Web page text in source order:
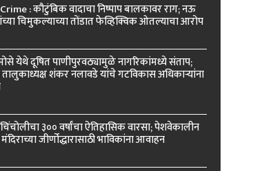
: कौटुंबिक वादाचा निष्पाप बालकावर राग; नऊ
चिमुकल्याच्या तोंडात फेव्हिक्विक ओतल्याचा आरोप
येथे दूषित पाणीपुरवठ्यामुळे नागरिकांमध्ये संताप;
तालुकाध्यक्ष शंकर नलावडे यांचे गटविकास अधिकाऱ्यांना
३०० वर्षांचा ऐतिहासिक वारसा; पेशवेकालीन
मंदिराच्या जीर्णोद्धारासाठी भाविकांना आवाहन